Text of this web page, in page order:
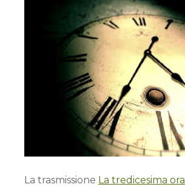
La trasmissione La tredicesima ora